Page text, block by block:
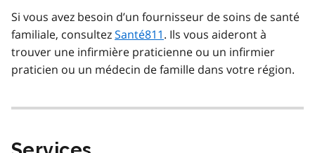
Si vous avez besoin d’un fournisseur de soins de santé
familiale, consultezSanté811. Ils vous aideront à
trouver une infirmière praticienne ou un infirmier
praticien ou un médecin de famille dans votre région.